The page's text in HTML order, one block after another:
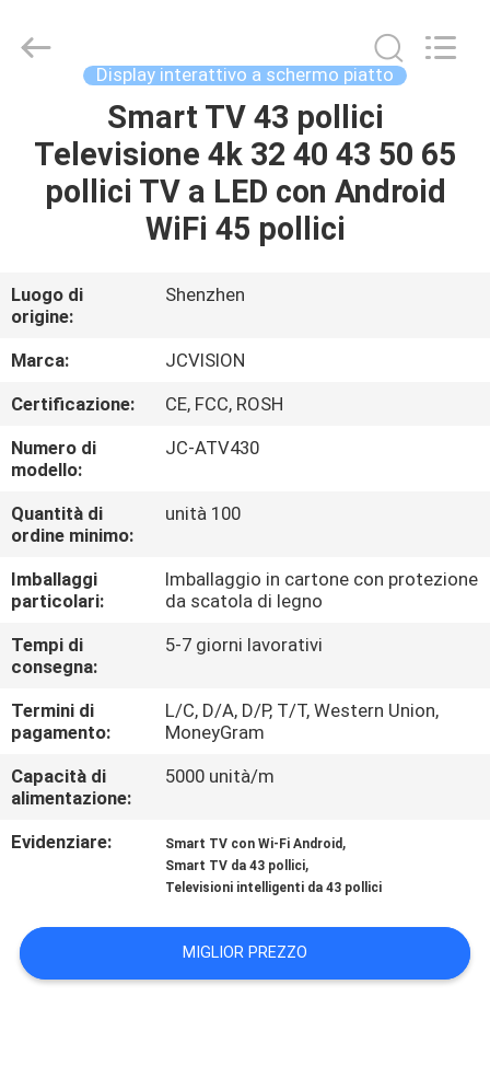
PRODOTTI
DI
NOI
VISITA
ALLA
FABBRICA
CONTROLLO
DELLA
QUALITÀ
CONTATTACI
CASI
PREVENTIVO
Interactive
Technology
Display interattivo a schermo piatto
Smart TV 43 pollici
Televisione 4k 32 40 43 50 65
pollici TV a LED con Android
WiFi 45 pollici
Luogo di
origine:
Shenzhen
Marca:
JCVISION
Certificazione:
CE, FCC, ROSH
Numero di
modello:
JC-ATV430
Quantità di
ordine minimo:
unità 100
Imballaggi
particolari:
Imballaggio in cartone con protezione
da scatola di legno
Tempi di
consegna:
5-7 giorni lavorativi
Termini di
pagamento:
L/C, D/A, D/P, T/T, Western Union,
MoneyGram
Capacità di
alimentazione:
5000 unità/m
Evidenziare: Smart TV con Wi-Fi Android ,
Smart TV da 43 pollici,
Televisioni intelligenti da 43 pollici
MIGLIOR PREZZO